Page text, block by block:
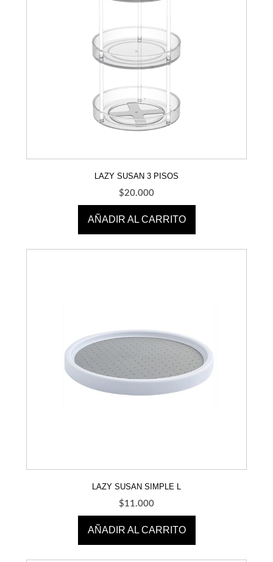
LAZY SUSAN 3 PISOS
$20.000
AÑADIR AL CARRITO
LAZY SUSAN SIMPLE L
$11.000
AÑADIR AL CARRITO